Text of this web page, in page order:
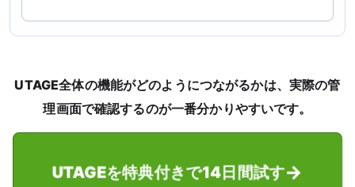
UTAGE全体の機能がどのようにつながるかは、実際の管
理画面で確認するのが一番分かりやすいです。
UTAGEを特典付きで14日間試す